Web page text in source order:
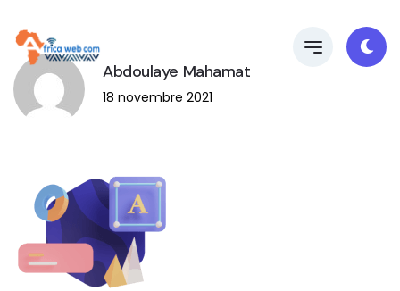
Abdoulaye Mahamat
18 novembre 2021